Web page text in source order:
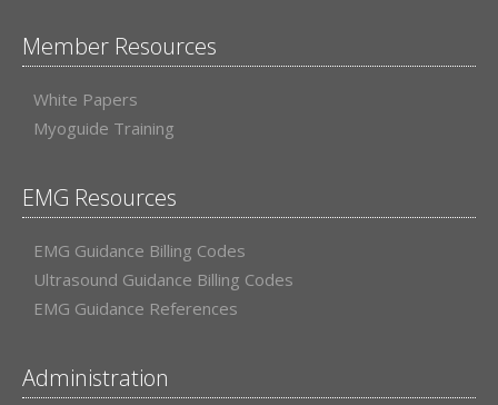
Member Resources
White Papers
Myoguide Training
EMG Resources
EMG Guidance Billing Codes
Ultrasound Guidance Billing Codes
EMG Guidance References
Administration